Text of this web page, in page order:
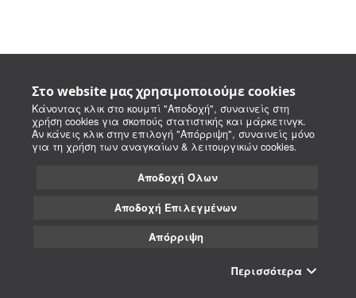
Στο website μας χρησιμοποιούμε cookies
Κάνοντας κλικ στο κουμπί "Αποδοχή", συναινείς στη
χρήση cookies για σκοπούς στατιστικής και μάρκετινγκ.
Αν κάνεις κλικ στην επιλογή "Απόρριψη", συναινείς μόνο
για τη χρήση των αναγκαίων & λειτουργικών cookies.
Αποδοχή Όλων
Αποδοχή Επιλεγμένων
Απόρριψη
Περισσότερα